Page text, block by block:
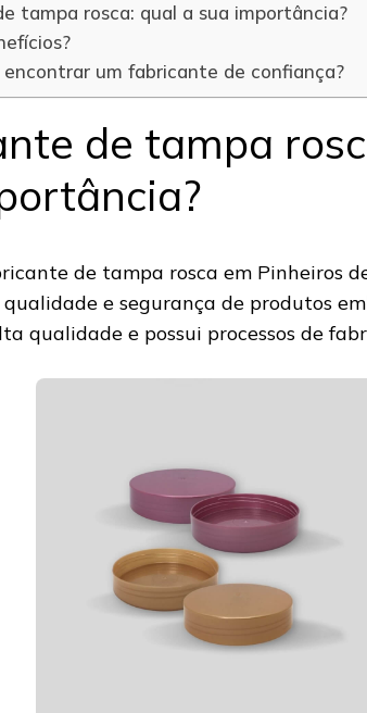
tampa rosca: qual a sua importância?
um fabricante de confiança?
de tampa
de tampa rosca em Pinheiros
e segurança de produtos
qualidade e possui processos de